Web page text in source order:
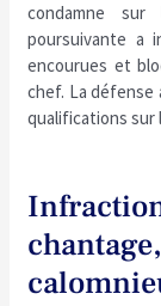
condamne
poursuivante a
encourues et
chef. La
qualifications